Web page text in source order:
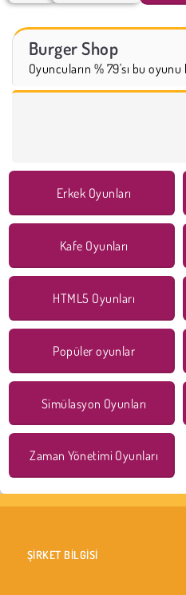
Burger Shop
Oyuncuların % 79'sı bu oyunu
Erkek Oyunları
Kafe Oyunları
HTML5 Oyunları
Popüler oyunlar
Simülasyon Oyunları
Zaman Yönetimi Oyunları
ŞİRKET BİLGİSİ